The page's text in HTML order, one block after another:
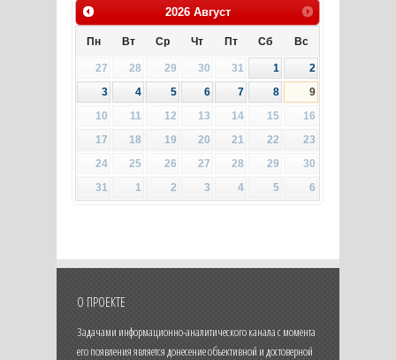
2026 Август
Пн Вт Ср Чт Пт Сб Вс
27 28 29 30 31 1
2
3
4 5 6 7 8
9
10
11 12 13 14 15
16
17
18 19 20 21 22
23
24
25 26 27 28 29
30
31
1 2 3 4 5 6
О ПРОЕКТЕ
Задачами информационно-аналитического канала с момента
его появления является донесение объективной и достоверной